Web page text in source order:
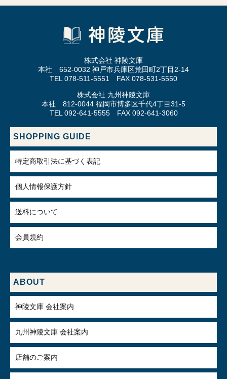
株式会社 神陵文庫
本社 652-0032 神戸市兵庫区荒田町2丁目2-14
TEL 078-511-5551 FAX 078-531-5550
株式会社 九州神陵文庫
本社 812-0044 福岡市博多区千代4丁目31-5
TEL 092-641-5555 FAX 092-641-3060
SHOPPING GUIDE
特定商取引法に基づく表記
個人情報保護方針
送料について
会員規約
ABOUT
神陵文庫 会社案内
九州神陵文庫 会社案内
店舗のご案内